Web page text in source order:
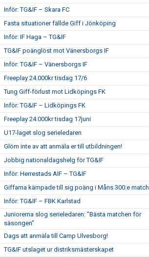
Inför: TG&IF – Skara FC
Fasta situationer fällde Giff i Jönköping
Inför: IF Haga – TG&IF
TG&IF poänglöst mot Vänersborgs IF
Inför: TG&IF – Vänersborgs IF
Freeplay 24.000kr tisdag 17/6
Tung Giff-förlust mot Lidköpings FK
Inför: TG&IF – Lidköpings FK
Freeplay 24.000kr tisdag 17juni
U17-laget slog serieledaren
Glöm inte av att anmäla er till utbildningen!
Jobbig nationaldagshelg för TG&IF
Inför: Herrestads AIF – TG&IF
Giffarna kämpade till sig poäng i Måns 300:e match
Inför: TG&IF – FBK Karlstad
Juniorerna slog serieledaren: ”Bästa matchen för
säsongen”
Dags att anmäla till Camp Ulvesborg!
TG&IF utslaget ur distriksmästerskapet